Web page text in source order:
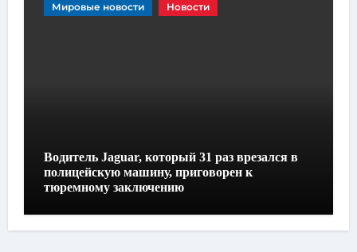
Мировые новости Новости
Водитель Jaguar, который 31 раз врезался в
полицейскую машину, приговорен к
тюремному заключению